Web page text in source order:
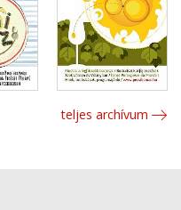
teljes archívum